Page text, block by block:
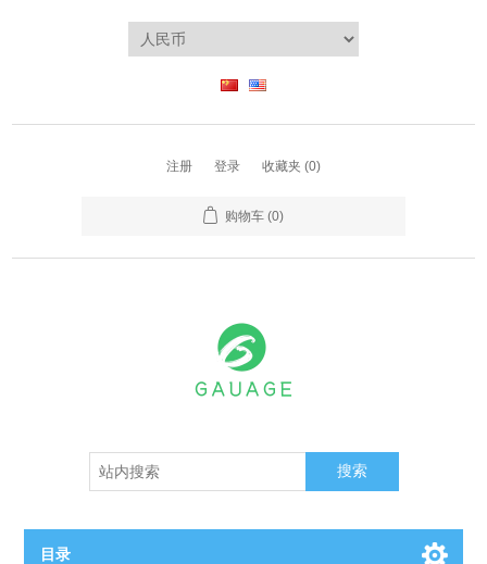
注册 登录 收藏夹 (0)
购物车 (0)
搜索
目录